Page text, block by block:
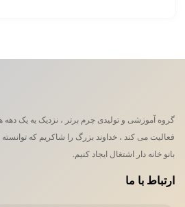
گروه آموزشی و تولیدی چرم برتر ، نزدیک یه یک
بانو خانه دار اشتغال ایجاد کنیم.
ارتباط با ما